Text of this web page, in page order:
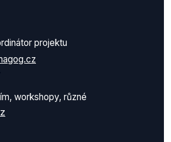
projektu
workshopy, různé